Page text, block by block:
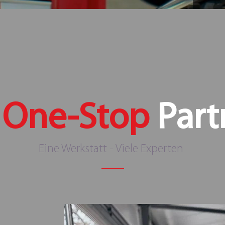
One-Stop
Eine Werkstatt - Viele Experten